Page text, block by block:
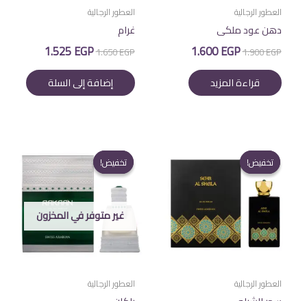
العطور الرجالية
دهن عود ملكى
1.900EGP السعر
الأصلي
هو:
1.900 EGP.
1.600EGP
هو:
1.600 EGP. قراءة المزيد
العطور الرجالية
غرام
1.650EGP السعر
الأصلي
هو:
1.650 EGP.
1.525EGP
هو:
1.525 EGP. إضافة إلى السلة
تخفيض!
تخفيض!
العطور الرجالية
تخفيض!
غير متوفر في المخزون
تخفيض!
العطور الرجالية